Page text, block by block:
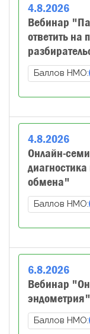
4.8.2026
Вебинар
ответить на
Баллов НМО:
4.8.2026
Онлайн-
обмена"
Баллов НМО:
6.8.2026
Вебинар
эндометрия"
Баллов НМО: